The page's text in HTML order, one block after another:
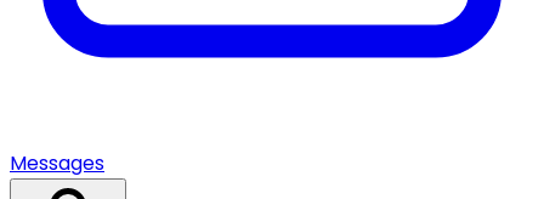
Messages